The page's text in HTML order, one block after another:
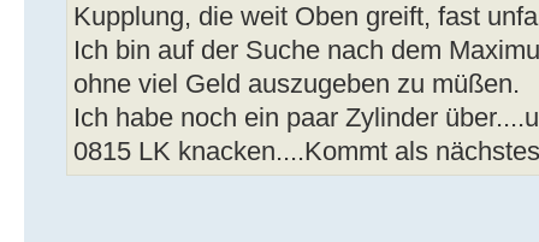
Kupplung, die weit Oben greift, fast
Ich bin auf der Suche nach dem
ohne viel Geld auszugeben zu müßen.
Ich habe noch ein paar Zylinder
0815 LK knacken....Kommt als nächstes